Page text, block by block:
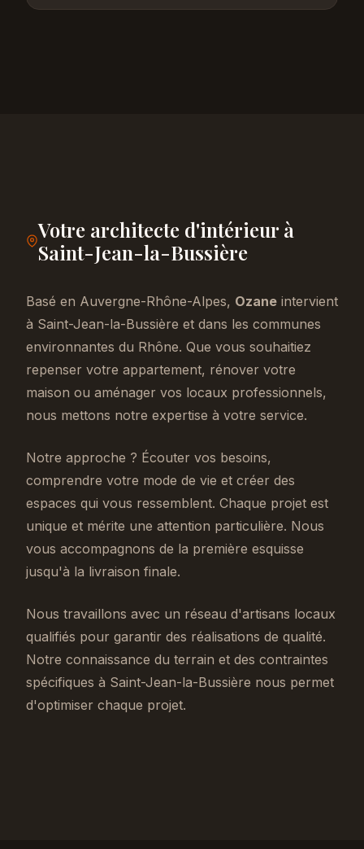
Votre architecte d'intérieur à
Saint-Jean-la-Bussière
Basé en Auvergne-Rhône-Alpes, Ozane intervient
à Saint-Jean-la-Bussière et dans les communes
environnantes du Rhône. Que vous souhaitiez
repenser votre appartement, rénover votre
maison ou aménager vos locaux professionnels,
nous mettons notre expertise à votre service.
Notre approche ? Écouter vos besoins,
comprendre votre mode de vie et créer des
espaces qui vous ressemblent. Chaque projet est
unique et mérite une attention particulière. Nous
vous accompagnons de la première esquisse
jusqu'à la livraison finale.
Nous travaillons avec un réseau d'artisans locaux
qualifiés pour garantir des réalisations de qualité.
Notre connaissance du terrain et des contraintes
spécifiques à Saint-Jean-la-Bussière nous permet
d'optimiser chaque projet.